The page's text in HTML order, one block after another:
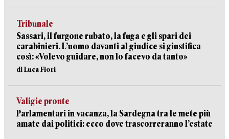
Tribunale
Sassari, il furgone rubato, la fuga e gli spari dei
carabinieri. L’uomo davanti al giudice si giustifica
così: «Volevo guidare, non lo facevo da tanto»
di Luca Fiori
Valigie pronte
Parlamentari in vacanza, la Sardegna tra le mete più
amate dai politici: ecco dove trascorreranno l’estate